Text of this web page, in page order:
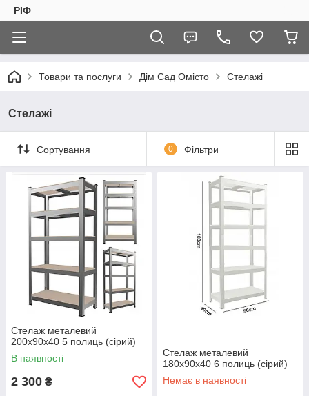
РІФ
Товари та послуги Дім Сад Омісто Стелажі
Стелажі
Сортування 0 Фільтри
Стелаж металевий
200х90х40 5 полиць (сірий)
В наявності
2 300 ₴
Стелаж металевий
180x90x40 6 полиць (сірий)
Немає в наявності